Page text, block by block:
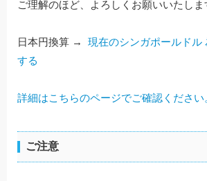
ご理解のほど、よろしくお願いいたしま
日本円換算 → 現在のシンガポールドル
する
詳細はこちらのページでご確認ください
ご注意